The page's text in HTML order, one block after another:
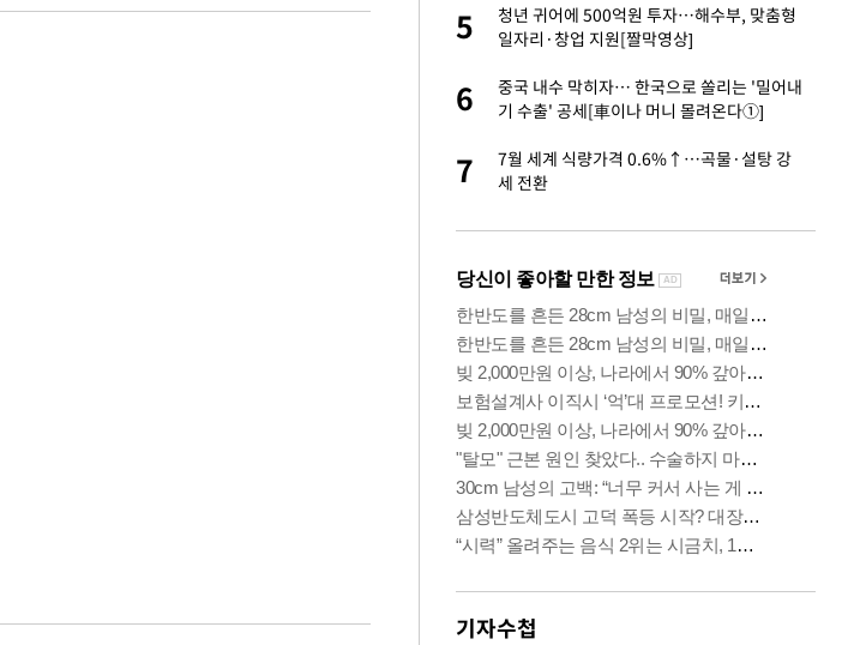
5
'마라톤 심의' 앞둔 국고채 담합…최소 8조
5
청년 귀어에 500억원 투자…해수부, 맞춤형
일자리·창업 지원[짤막영상]
6
중국 내수 막히자… 한국으로 쏠리는 '밀어내
기 수출' 공세[車이나 머니 몰려온다①]
7
7월 세계 식량가격 0.6%↑…곡물·설탕 강
세 전환
기자수첩